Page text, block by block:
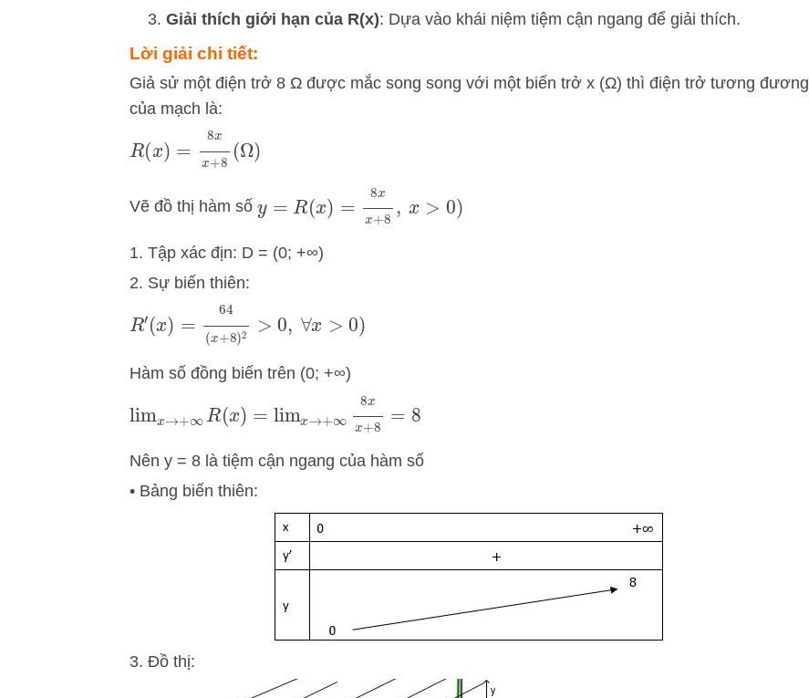
Giải thích giới hạn của R(x): Dựa vào khái niệm tiệm cận ngang để giải thích.
Lời giải chi tiết:
Giả sử một điện trở 8 Ω được mắc song song với một biến trở x (Ω) thì điện trở tương đương
của mạch là:
R( )= x+ (Ω)
Vẽ đồ thị hàm số (x) =8 +8,
1. Tập xác địn: D = (0; +∞)
2. Sự biến thiên:
R′(x )= x+ 2> 0, ∀x 0
Hàm số đồng biến trên (0; +∞)
limx→+∞R(x)
lim xx 8
Nên y = 8 là tiệm cận ngang của hàm số
• Bảng biến thiên:
3. Đồ thị: